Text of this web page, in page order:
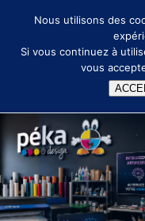
✉
Nous utilisons des
Si vous continuez à
vous